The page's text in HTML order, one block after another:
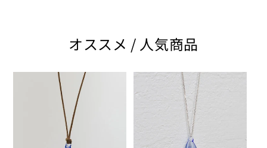
オススメ / 人気商品